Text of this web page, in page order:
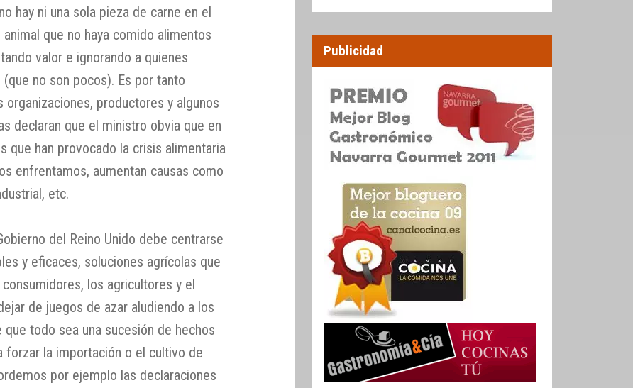
hay ni una sola pieza de carne en el
que no haya comido alimentos
valor e ignorando a quienes
no son pocos). Es por tanto
productores y algunos
declaran que el ministro obvia que en
que han provocado la crisis alimentaria
enfrentamos, aumentan causas como
etc.
del Reino Unido debe centrarse
y eficaces, soluciones agrícolas que
los agricultores y el
de juegos de azar aludiendo a los
todo sea una sucesión de hechos
forzar la importación o el cultivo de
por ejemplo las declaraciones
Publicidad